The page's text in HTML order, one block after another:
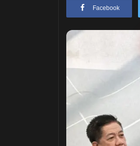
Facebook